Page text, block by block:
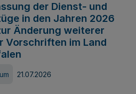
der Dienst- und
in den Jahren 2026
Änderung weiterer
Vorschriften im Land
21.07.2026